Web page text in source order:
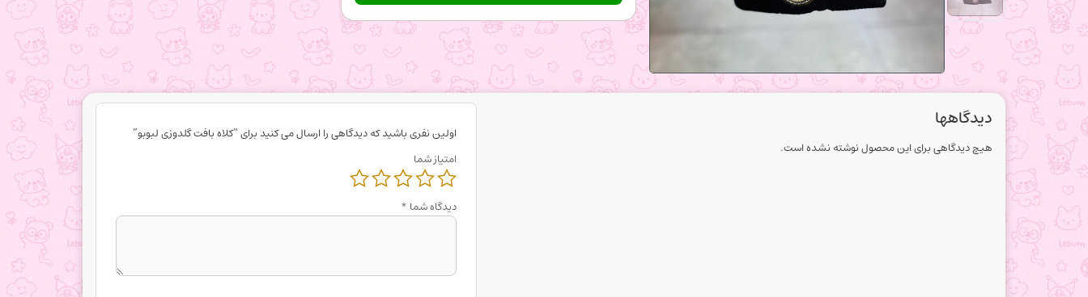
دیدگاهها
هیچ دیدگاهی برای این محصول نوشته نشده است.
اولین نفری باشید که دیدگاهی را ارسال می کنید برای “کلاه بافت گلدوزی لبوبو”
امتیاز شما
دیدگاه شما *